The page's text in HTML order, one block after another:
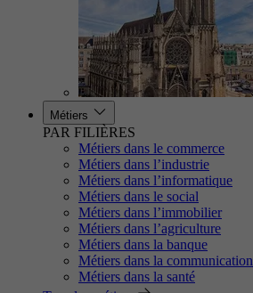
Métiers
PAR FILIÈRES
Métiers dans le commerce
Métiers dans l’industrie
Métiers dans l’informatique
Métiers dans le social
Métiers dans l’immobilier
Métiers dans l’agriculture
Métiers dans la banque
Métiers dans la communication
Métiers dans la santé